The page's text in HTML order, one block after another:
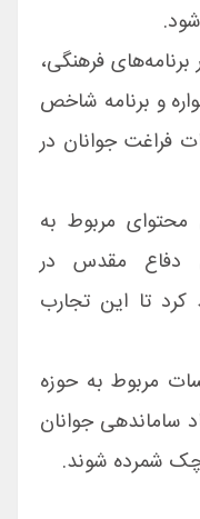
فرهنگی،
و برنامه شاخص
فراغت جوانان در
محتوای مربوط به
دفاع مقدس در
کرد تا این تجارب
مربوط به حوزه
ساماندهی جوانان
شمرده شوند.